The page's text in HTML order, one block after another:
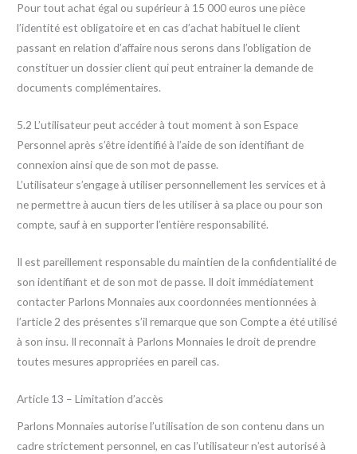
Pour tout achat égal ou supérieur à 15 000 euros une pièce
l’identité est obligatoire et en cas d’achat habituel le client
passant en relation d’affaire nous serons dans l’obligation de
constituer un dossier client qui peut entrainer la demande de
documents complémentaires.
5.2 L’utilisateur peut accéder à tout moment à son Espace
Personnel après s’être identifié à l’aide de son identifiant de
connexion ainsi que de son mot de passe.
L’utilisateur s’engage à utiliser personnellement les services et à
ne permettre à aucun tiers de les utiliser à sa place ou pour son
compte, sauf à en supporter l’entière responsabilité.
Il est pareillement responsable du maintien de la confidentialité de
son identifiant et de son mot de passe. Il doit immédiatement
contacter Parlons Monnaies aux coordonnées mentionnées à
l’article 2 des présentes s’il remarque que son Compte a été utilisé
à son insu. Il reconnaît à Parlons Monnaies le droit de prendre
toutes mesures appropriées en pareil cas.
Article 13 – Limitation d’accès
Parlons Monnaies autorise l’utilisation de son contenu dans un
cadre strictement personnel, en cas l’utilisateur n’est autorisé à